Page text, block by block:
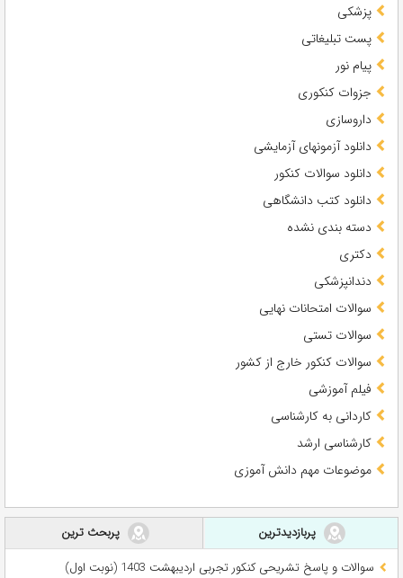
پزشکی
پست تبلیغاتی
پیام نور
جزوات کنکوری
داروسازی
دانلود آزمونهای آزمایشی
دانلود سوالات کنکور
دانلود کتب دانشگاهی
دسته بندی نشده
دکتری
دندانپزشکی
سوالات امتحانات نهایی
سوالات تستی
سوالات کنکور خارج از کشور
فیلم آموزشی
کاردانی به کارشناسی
کارشناسی ارشد
موضوعات مهم دانش آموزی
پربازدیدترین
پربحث ترین
سوالات و پاسخ تشریحی کنکور تجربی اردیبهشت 1403 (نوبت اول)